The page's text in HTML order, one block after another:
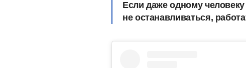
Если даже одному
не останавливаться,